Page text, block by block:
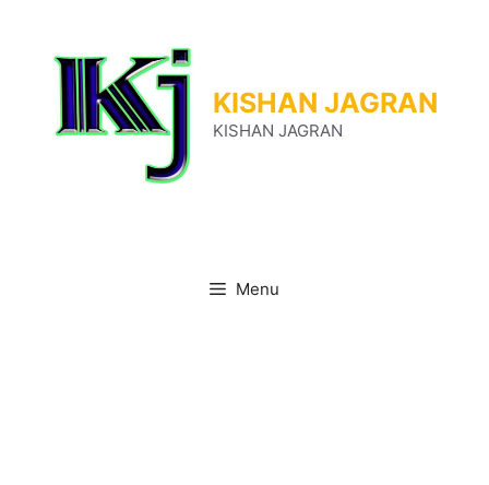
content
KISHAN JAGRAN
KISHAN JAGRAN
Menu